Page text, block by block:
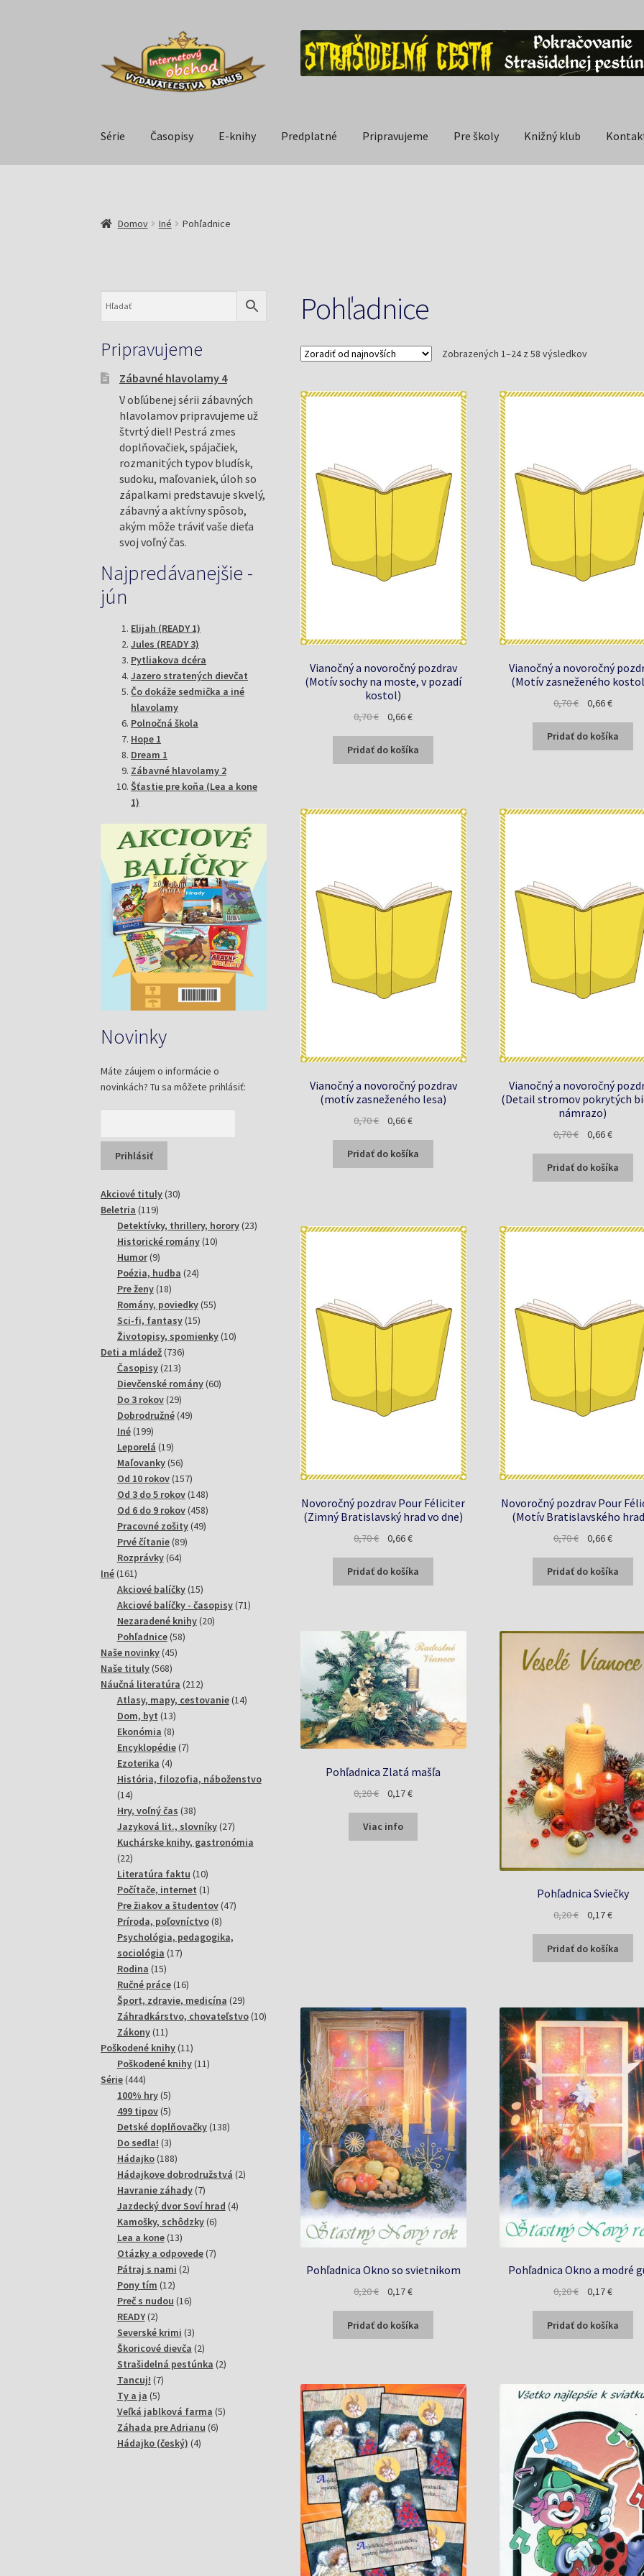
Série Časopisy E-knihy Predplatné Pripravujeme Pre školy Knižný klub
Domov Iné Pohľadnice
Pohľadnice
Zobrazených 1–24 z 58 výsledkovZoradené
Vianočný a novoročný pozdrav
(Motív sochy na moste, v pozadí
kostol)
0,70€
Pôvodná
bola:
0,70 €.
0,66€Aktuálna
je:
0,66 €.
Pridať do košíka
Vianočný a novoročný
(Motív zasneženého
0,70€
Pôvodná
bola:
0,70 €.
0,66€Aktuálna
je:
0,66 €.
Pridať do košíka
Vianočný a novoročný pozdrav
(motív zasneženého lesa)
0,70€
Pôvodná
bola:
0,70 €.
0,66€Aktuálna
je:
0,66 €.
Pridať do košíka
Vianočný a novoročný
(Detail stromov pokrytých
námrazo)
0,70€
Pôvodná
bola:
0,70 €.
0,66€Aktuálna
je:
0,66 €.
Pridať do košíka
Novoročný pozdrav Pour Féliciter
(Zimný Bratislavský hrad vo dne)
0,70€
Pôvodná
bola:
0,70 €.
0,66€Aktuálna
je:
0,66 €.
Pridať do košíka
Novoročný pozdrav Pour
(Motív Bratislavského
0,70€
Pôvodná
bola:
0,70 €.
0,66€Aktuálna
je:
0,66 €.
Pridať do košíka
Pohľadnica Zlatá mašľa
0,20€
Pôvodná
bola:
0,20 €.
0,17€Aktuálna
0,17 €.
Viac info
Pohľadnica Sviečky
0,20€
Pôvodná
bola:
0,20 €.
0,17€Aktuálna
je:
0,17 €.
Pridať do košíka
Pohľadnica Okno so svietnikom
0,20€
Pôvodná
bola:
0,20 €.
0,17€Aktuálna
je:
0,17 €.
Pridať do košíka
Pohľadnica Okno a modré
0,20€
Pôvodná
bola:
0,20 €.
0,17€Aktuálna
je:
0,17 €.
Pridať do košíka
Pripravujeme
Zábavné hlavolamy 4
V obľúbenej sérii zábavných
hlavolamov pripravujeme už
štvrtý diel! Pestrá zmes
doplňovačiek, spájačiek,
rozmanitých typov bludísk,
sudoku, maľovaniek, úloh so
zápalkami predstavuje skvelý,
zábavný a aktívny spôsob,
akým môže tráviť vaše dieťa
svoj voľný čas.
Najpredávanejšie -
jún
Elijah (READY 1)
Jules (READY 3)
Pytliakova dcéra
Jazero stratených dievčat
Čo dokáže sedmička a iné
hlavolamy
Polnočná škola
Hope 1
Dream 1
Zábavné hlavolamy 2
Šťastie pre koňa (Lea a kone
1)
Novinky
Máte záujem o informácie o
novinkách? Tu sa môžete prihlásiť:
Akciové tituly 3030
Beletria 119119
produktov
Detektívky, thrillery, horory 2323
Historické romány 1010
Humor 99
produktov
Poézia, hudba 2424
Pre ženy 1818
produktov
Romány, poviedky 5555
Sci-fi, fantasy 1515
produktov
Životopisy, spomienky 1010
Deti a mládež 736736
Časopisy 213213
produktov
Dievčenské romány 6060
Do 3 rokov 2929
produktov
Dobrodružné 4949
Iné 199199
produktov
Leporelá 1919
produktov
Maľovanky 5656
produktov
Od 10 rokov 157157
produktov
Od 3 do 5 rokov 148148
produktov
Od 6 do 9 rokov 458458
produktov
Pracovné zošity 4949
Prvé čítanie 8989
Rozprávky 6464
Iné 161161
produktov
Akciové balíčky 1515
produktov
Akciové balíčky - časopisy 7171
Nezaradené knihy 2020
Pohľadnice 5858
Naše novinky 4545
Naše tituly 568568
produktov
Náučná literatúra 212212
produktov
Atlasy, mapy, cestovanie 1414
Dom, byt 1313
produktov
Ekonómia 88
produktov
Encyklopédie 77
Ezoterika 44
produkty
História, filozofia, náboženstvo
1414
produktov
Hry, voľný čas 3838
produktov
Jazyková lit., slovníky 2727
produktov
Kuchárske knihy, gastronómia
2222
produktov
Literatúra faktu 1010
produktov
Počítače, internet 11
produkt
Pre žiakov a študentov 4747
Príroda, poľovníctvo 88
produktov
Psychológia, pedagogika,
sociológia 1717
Rodina 1515
produktov
Ručné práce 1616
produktov
Šport, zdravie, medicína 2929
produktov
Záhradkárstvo, chovateľstvo 1010
produktov
Zákony 1111
produktov
Poškodené knihy 1111
produktov
Poškodené knihy 1111
Série 444444
produktov
100% hry 55
produktov
499 tipov 55
produktov
Detské doplňovačky 138138
Do sedla! 33
produkty
Hádajko 188188
produktov
Hádajkove dobrodružstvá 22
Havranie záhady 77
produktov
Jazdecký dvor Soví hrad 44
Kamošky, schôdzky 66
Lea a kone 1313
produktov
Otázky a odpovede 77
Pátraj s nami 22
Pony tím 1212
produktov
Preč s nudou 1616
READY 22
produkty
Severské krimi 33
produkty
Škoricové dievča 22
produkty
Strašidelná pestúnka 22
Tancuj! 77
Ty a ja 55
produktov
Veľká jablková farma 55
Záhada pre Adrianu 66
Hádajko (český) 44